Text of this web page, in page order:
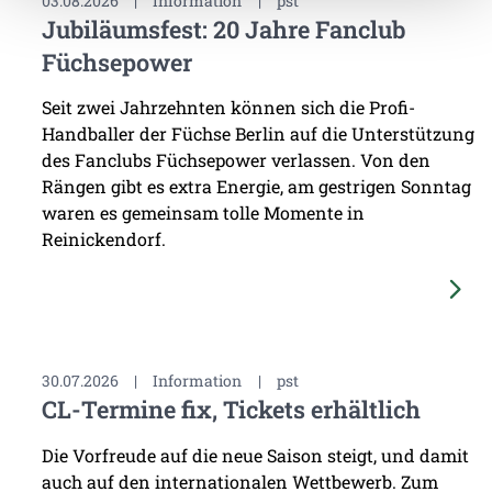
Jubiläumsfest: 20 Jahre Fanclub
Füchsepower
Seit zwei Jahrzehnten können sich die Profi-
Handballer der Füchse Berlin auf die Unterstützung
des Fanclubs Füchsepower verlassen. Von den
Rängen gibt es extra Energie, am gestrigen Sonntag
waren es gemeinsam tolle Momente in
Reinickendorf.
30.07.2026 | Information | pst
CL-Termine fix, Tickets erhältlich
Die Vorfreude auf die neue Saison steigt, und damit
auch auf den internationalen Wettbewerb. Zum